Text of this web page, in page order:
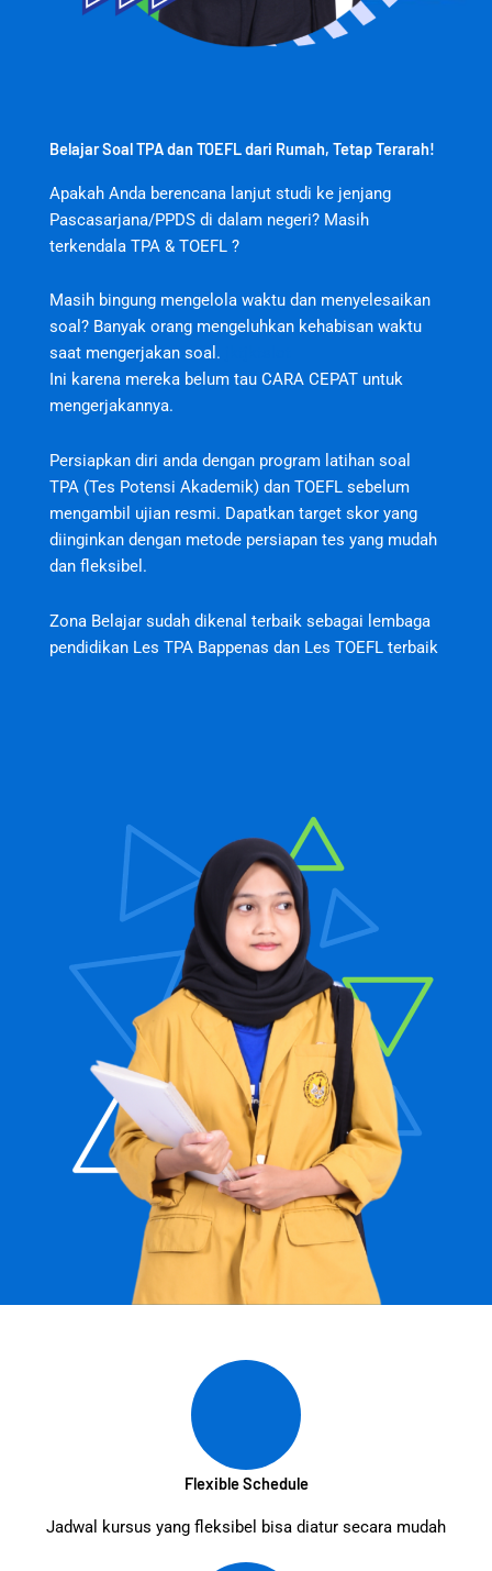
Belajar Soal TPA dan TOEFL dari Rumah, Tetap Terarah!
Apakah Anda berencana lanjut studi ke jenjang
Pascasarjana/PPDS di dalam negeri? Masih
terkendala TPA & TOEFL ?
Masih bingung mengelola waktu dan menyelesaikan
soal? Banyak orang mengeluhkan kehabisan waktu
saat mengerjakan soal.
Ini karena mereka belum tau CARA CEPAT untuk
mengerjakannya.
Persiapkan diri anda dengan program latihan soal
TPA (Tes Potensi Akademik) dan TOEFL sebelum
mengambil ujian resmi. Dapatkan target skor yang
diinginkan dengan metode persiapan tes yang mudah
dan fleksibel.
Zona Belajar sudah dikenal terbaik sebagai lembaga
pendidikan Les TPA Bappenas dan Les TOEFL terbaik
Flexible Schedule
Jadwal kursus yang fleksibel bisa diatur secara mudah